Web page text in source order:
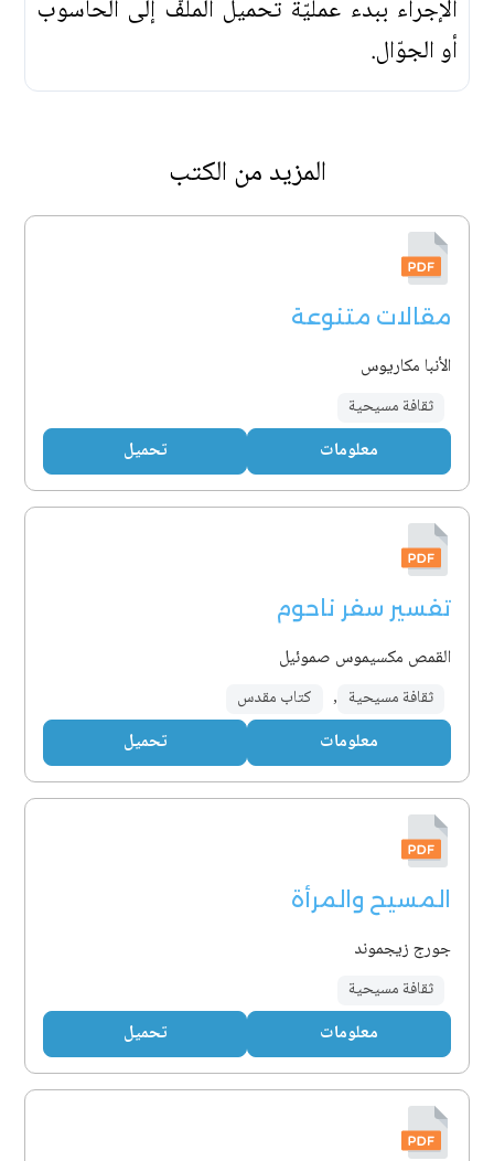
الإجراء ببدء عمليّة تحميل الملفّ إلى الحاسوب
أو الجوّال.
المزيد من الكتب
مقالات متنوعة
الأنبا مكاريوس
ثقافة مسيحية
معلومات تحميل
تفسير سفر ناحوم
القمص مكسيموس صموئيل
ثقافة مسيحية , كتاب مقدس
معلومات تحميل
المسيح والمرأة
جورج زيجموند
ثقافة مسيحية
معلومات تحميل